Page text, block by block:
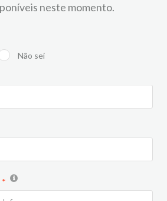
neste momento.
Não sei